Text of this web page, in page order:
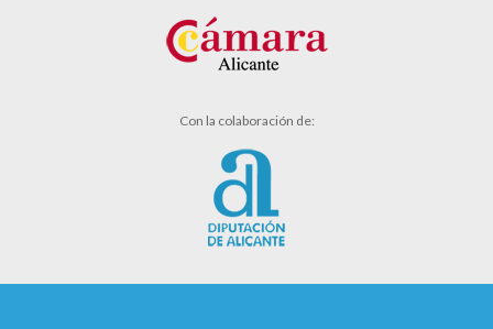
Con la colaboración de: